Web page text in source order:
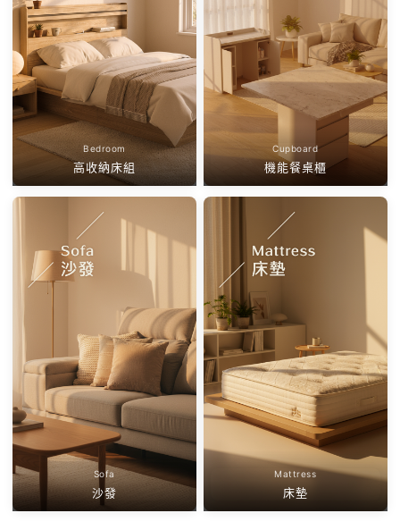
Bedroom
高收納床組
Cupboard
機能餐桌櫃
Sofa
沙發
Mattress
床墊